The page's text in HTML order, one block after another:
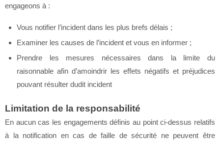
engageons à :
Vous notifier l’incident dans les plus brefs délais ;
Examiner les causes de l’incident et vous en informer ;
Prendre les mesures nécessaires dans la limite du
raisonnable afin d’amoindrir les effets négatifs et préjudices
pouvant résulter dudit incident
Limitation de la responsabilité
En aucun cas les engagements définis au point ci-dessus relatifs
à la notification en cas de faille de sécurité ne peuvent être